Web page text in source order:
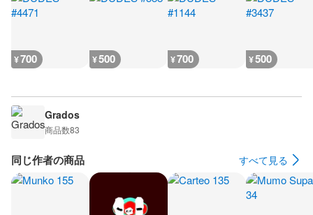
¥700 ¥500 ¥700 ¥500
Grados
商品数83
同じ作者の商品 すべて見る